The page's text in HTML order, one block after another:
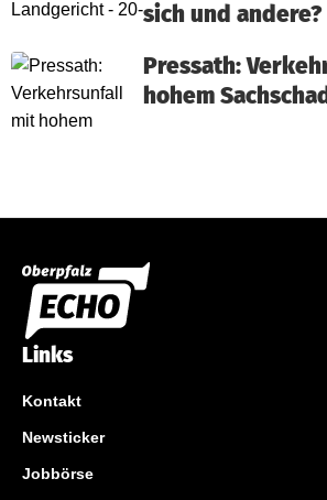
sich und andere?
Pressath:
hohem
Links
Kontakt
Newsticker
Jobbörse